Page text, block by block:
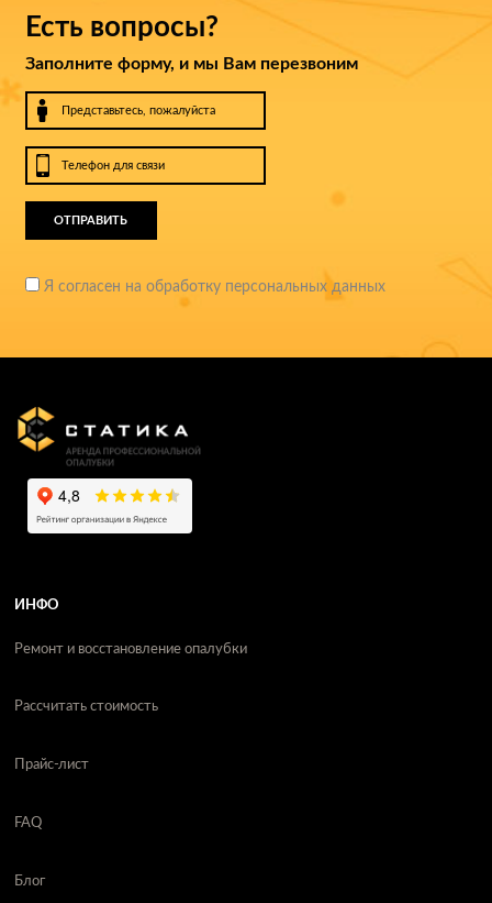
Есть вопросы?
Заполните форму, и мы Вам перезвоним
ОТПРАВИТЬ
Я согласен на обработку персональных данных
ИНФО
Ремонт и восстановление опалубки
Рассчитать стоимость
Прайс-лист
FAQ
Блог